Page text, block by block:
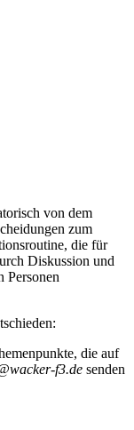
von dem
zum
die für
Diskussion und
Personen
die auf
f3.de senden